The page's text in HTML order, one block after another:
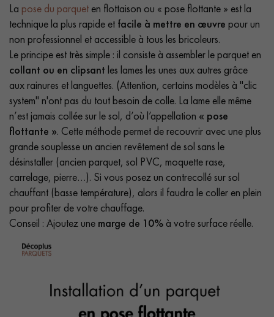
La pose du parquet en flottaison ou « pose flottante » est la
technique la plus rapide et facile à mettre en œuvre pour un
non professionnel et accessible à tous les bricoleurs.
Le principe est très simple : il consiste à assembler le parquet en
collant ou en clipsant les lames les unes aux autres grâce
aux rainures et languettes. (Attention, certains modèles à "clic
system" n'ont pas du tout besoin de colle. La lame elle même
n’est jamais collée sur le sol, d’où l’appellation « pose
flottante ». Cette méthode permet de recouvrir avec une plus
grande souplesse un ancien revêtement de sol sans le
désinstaller (ancien parquet, sol PVC, moquette rase,
carrelage, pierre…). Si vous posez un contrecollé sur sol
chauffant (basse température), alors il faudra le coller en plein
pour profiter de votre chauffage.
Conseil : Ajoutez une marge de 10% à votre surface réelle.